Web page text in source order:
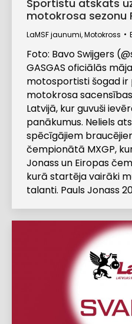
Sportistu atskats
motokrosa sezonu
LaMSF jaunumi,Motokross
Foto: Bavo Swijgers
GASGAS oficiālās
motosportisti šogad ir
motokrosa
Latvijā, kur guvuši
panākumus. Neliels
spēcīgājiem
čempionātā MXGP,
Jonass un Eiropas
kurā startēja vairāki
talanti. Pauls Jonass